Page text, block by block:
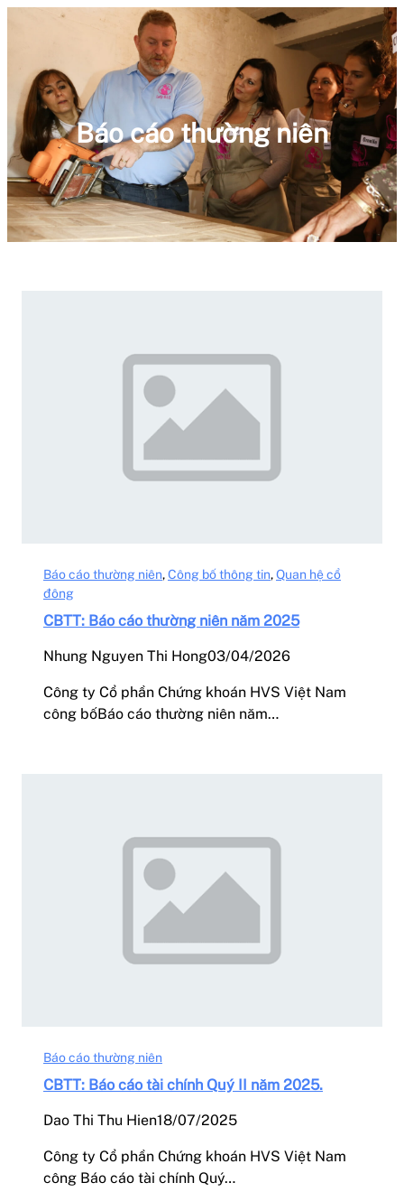
Báo cáo thường niên
Báo cáo thường niên, Công bố thông tin, Quan hệ cổ
đông
CBTT: Báo cáo thường niên năm 2025
Nhung Nguyen Thi Hong03/04/2026
Công ty Cổ phần Chứng khoán HVS Việt Nam
công bốBáo cáo thường niên năm…
Báo cáo thường niên
CBTT: Báo cáo tài chính Quý II năm 2025.
Dao Thi Thu Hien18/07/2025
Công ty Cổ phần Chứng khoán HVS Việt Nam
công Báo cáo tài chính Quý…